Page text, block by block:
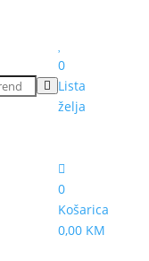
0
Lista
želja
0
Košarica
0,00 KM